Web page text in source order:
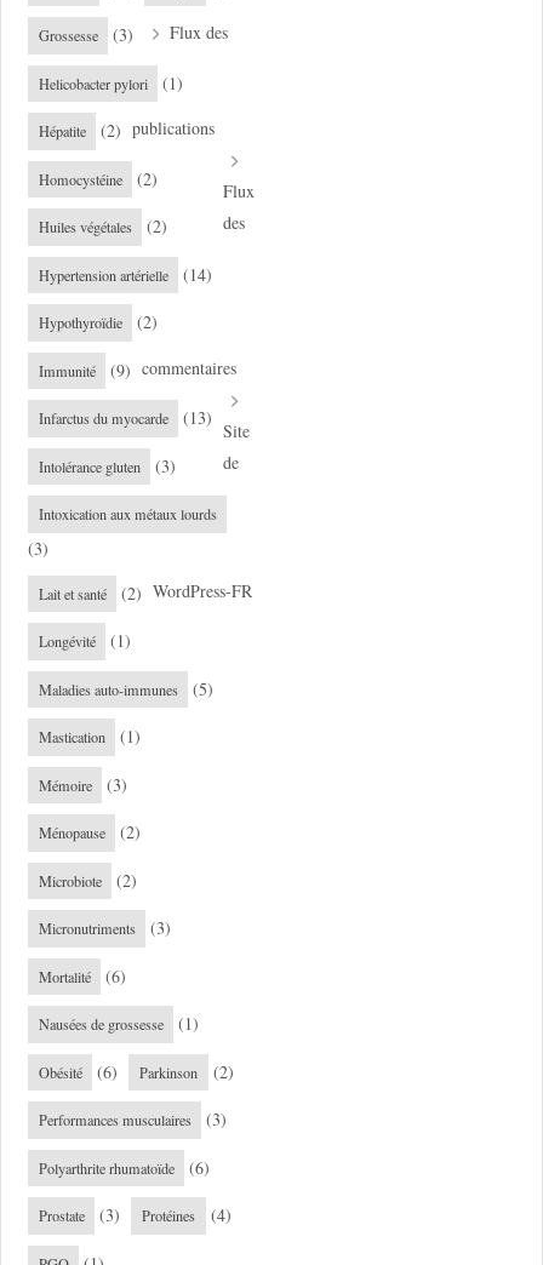
Grossesse (3)
Helicobacter pylori (1)
Hépatite (2)
Homocystéine (2)
Huiles végétales (2)
Hypertension artérielle (14)
Hypothyroïdie (2)
Immunité (9)
Infarctus du myocarde (13)
Intolérance gluten (3)
Intoxication aux métaux lourds
(3)
Lait et santé (2)
Longévité (1)
Maladies auto-immunes (5)
Mastication (1)
Mémoire (3)
Ménopause (2)
Microbiote (2)
Micronutriments (3)
Mortalité (6)
Nausées de grossesse (1)
Obésité (6) Parkinson (2)
Performances musculaires (3)
Polyarthrite rhumatoïde (6)
Prostate (3) Protéines (4)
Flux des
publications
Flux
des
commentaires
Site
de
WordPress-FR